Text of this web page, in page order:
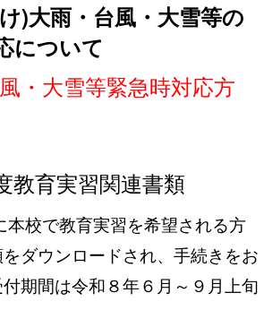
)大雨・台風・大雪等の
について
・大雪等緊急時対応方
教育実習関連書類
本校で教育実習を希望される方
ダウンロードされ、手続きをお
期間は令和８年６月～９月上旬